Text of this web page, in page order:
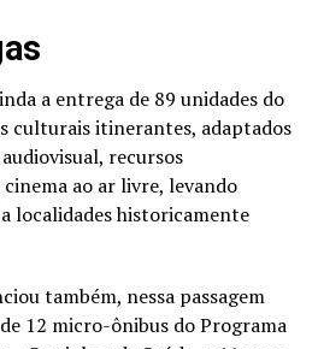
a entrega de 89 unidades do
culturais itinerantes, adaptados
recursos
ao ar livre, levando
localidades historicamente
também, nessa passagem
12 micro-ônibus do Programa